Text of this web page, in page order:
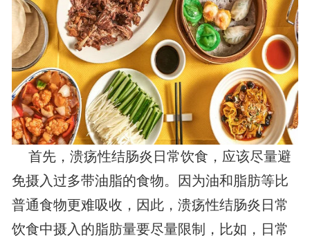
首先，溃疡性结肠炎日常饮食，应该尽量避
免摄入过多带油脂的食物。因为油和脂肪等比
普通食物更难吸收，因此，溃疡性结肠炎日常
饮食中摄入的脂肪量要尽量限制，比如，日常